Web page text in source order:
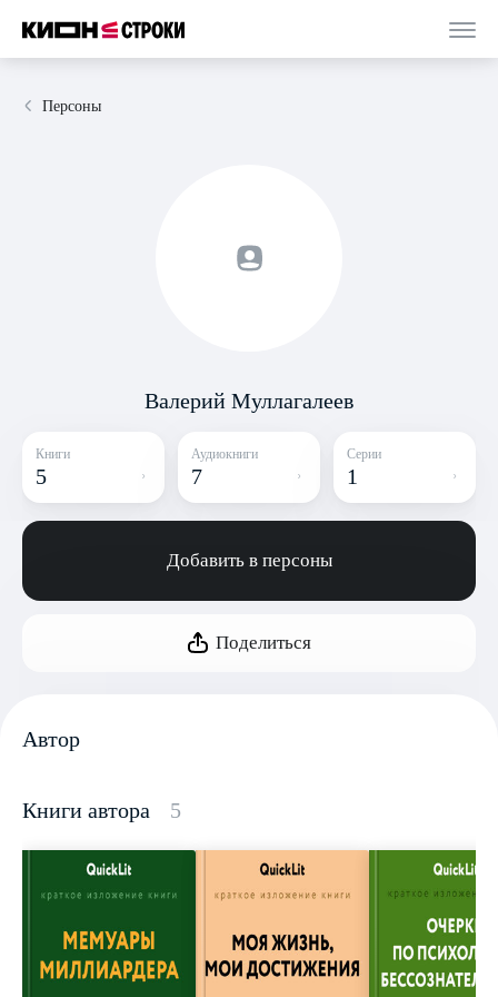
Персоны
Валерий Муллагалеев
Книги
5
Аудиокниги
7
Серии
1
Добавить в персоны
Поделиться
Автор
Книги автора 5